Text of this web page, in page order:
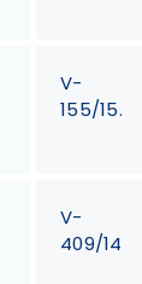
V-
155/15.
V-
409/14